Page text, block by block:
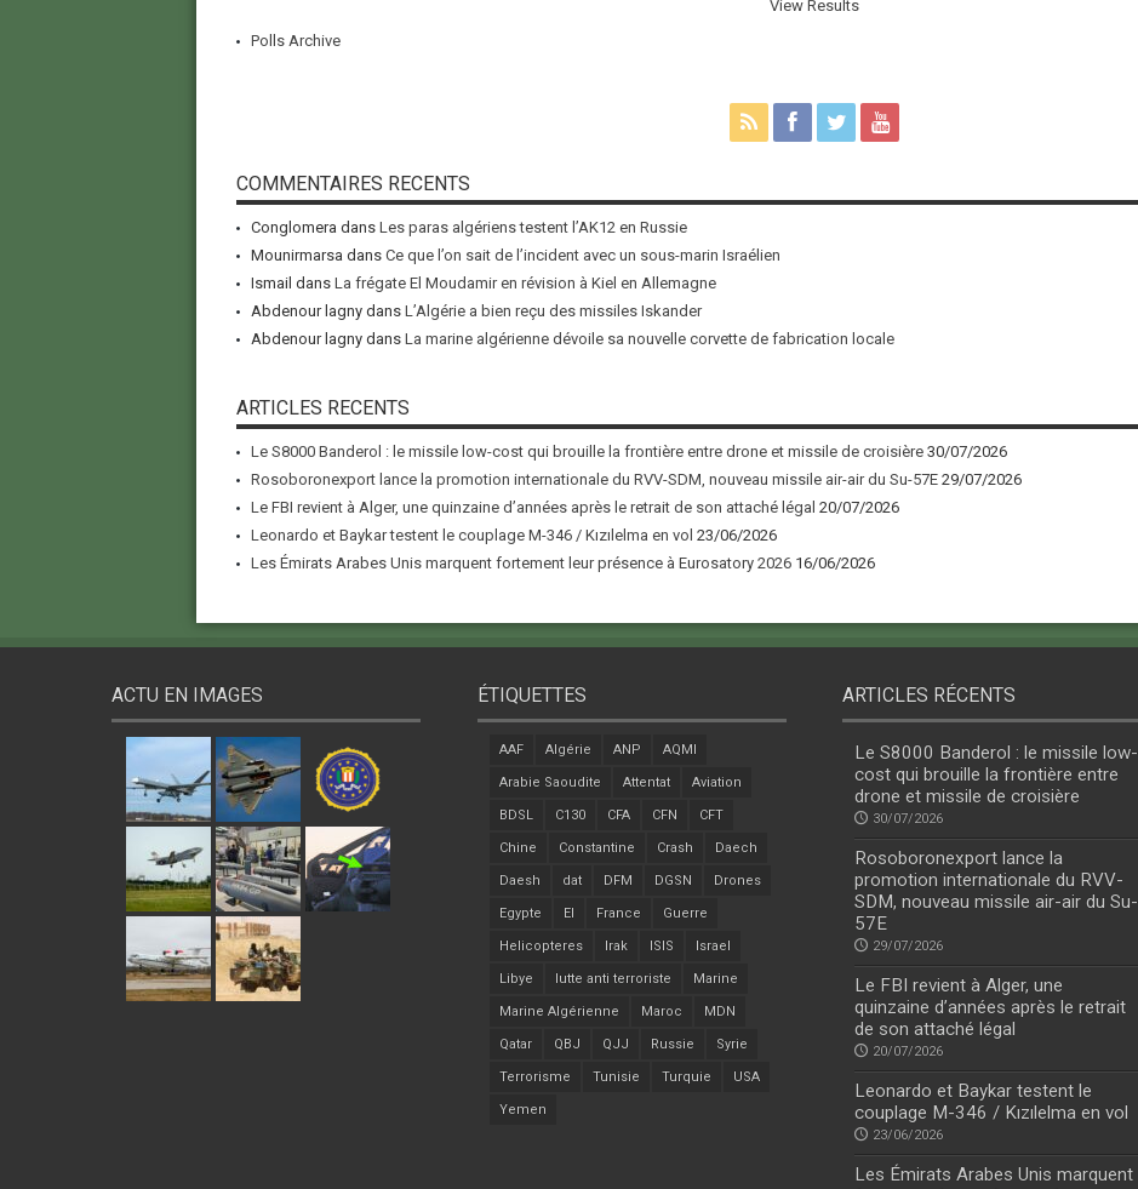
View Results
Polls Archive
COMMENTAIRES RECENTS
Conglomera dans Les paras algériens testent l’AK12 en Russie
Mounirmarsa dans Ce que l’on sait de l’incident avec un sous-marin Israélien
Ismail dans La frégate El Moudamir en révision à Kiel en Allemagne
Abdenour lagnydans L’Algérie a bien reçu des missiles Iskander
Abdenour lagnydans La marine algérienne dévoile sa nouvelle corvette de fabrication locale
ARTICLES RECENTS
Le S8000 Banderol : le missile low-cost qui brouille la frontière entre drone et missile de croisière 30/07/2026
Rosoboronexport lance la promotion internationale du RVV-SDM, nouveau missile air-air du Su-57E 29/07/2026
Le FBI revient à Alger, une quinzaine d’années après le retrait de son attaché légal 20/07/2026
Leonardo et Baykar testent le couplage M-346 / Kızılelma en vol 23/06/2026
Les Émirats Arabes Unis marquent fortement leur présence à Eurosatory 2026 16/06/2026
ACTU EN IMAGES ÉTIQUETTES
AAF Algérie ANP AQMI
Arabie Saoudite Attentat Aviation
BDSL C130 CFA CFN CFT
Chine Constantine Crash Daech
Daesh dat DFM DGSN Drones
Egypte EI France Guerre
Helicopteres Irak ISIS Israel
Libye lutte anti terroriste Marine
Marine Algérienne Maroc MDN
Qatar QBJ QJJ Russie Syrie
Terrorisme Tunisie Turquie USA
Yemen
ARTICLES RÉCENTS
Le S8000 Banderol : le missile low-
cost qui brouille la frontière entre
drone et missile de croisière
30/07/2026
Rosoboronexport lance la
promotion internationale du RVV-
SDM, nouveau missile air-air du Su-
57E
29/07/2026
Le FBI revient à Alger, une
quinzaine d’années après le retrait
de son attaché légal
20/07/2026
Leonardo et Baykar testent le
couplage M-346 / Kızılelma en vol
23/06/2026
Les Émirats Arabes Unis marquent